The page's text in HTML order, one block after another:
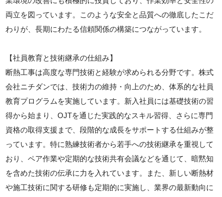
両立を図っています。このような安全と品質への徹底したこだ
わりが、長期にわたる信頼関係の構築につながっています。
【社員教育と技術継承の仕組み】
断熱工事は高度な専門技術と経験が求められる分野です。株式
会社ニチダンでは、技術力の維持・向上のため、体系的な社員
教育プログラムを実施しています。新入社員には基礎技術の習
得から始まり、OJTを通じた実践的なスキル習得、さらに専門
資格の取得支援まで、段階的な成長をサポートする仕組みが整
っています。特に熟練技術者から若手への技術継承を重視して
おり、ペア作業や定期的な技術共有会議などを通じて、暗黙知
を含めた技術の伝承に力を入れています。また、新しい断熱材
や施工技術に関する研修も定期的に実施し、業界の最新動向に